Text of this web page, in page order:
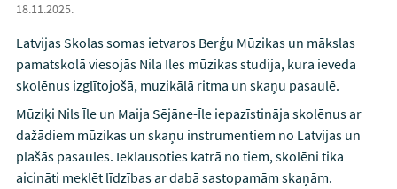
18.11.2025.
Latvijas Skolas somas ietvaros Berģu Mūzikas un mākslas
pamatskolā viesojās Nila Īles mūzikas studija, kura ieveda
skolēnus izglītojošā, muzikālā ritma un skaņu pasaulē.
Mūziķi Nils Īle un Maija Sējāne-Īle iepazīstināja skolēnus ar
dažādiem mūzikas un skaņu instrumentiem no Latvijas un
plašās pasaules. Ieklausoties katrā no tiem, skolēni tika
aicināti meklēt līdzības ar dabā sastopamām skaņām.